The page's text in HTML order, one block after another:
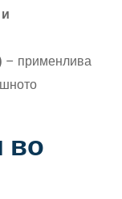
– применлива
во